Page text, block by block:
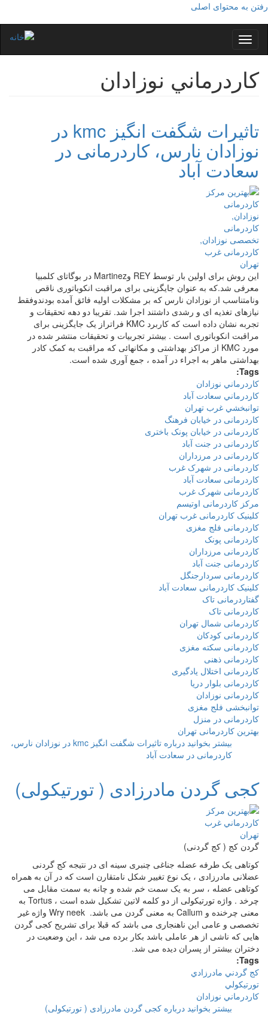
رفتن به محتوای اصلی
Toggle
navigation
كاردرماني نوزادان
تاثیرات شگفت انگیز kmc در
نوزادان نارس، کاردرمانی در
سعادت آباد
این روش برای اولین بار توسط REY وMartinez در بوگاتای کلمبیا
معرفی شد.که به عنوان جایگزینی برای مراقبت انکوباتوری ناقص
ونامتناسب از نوزادان نارس که بر مشکلات اولیه فائق آمده بودندوفقط
نیازهای تغذیه ای و رشدی داشتند اجرا شد. تقریبا دو دهه تحقیقات و
تجربه نشان داده است که کاربرد KMC فراتراز یک جایگزینی برای
مراقبت انکوباتوری است . بیشتر تجربیات و تحقیقات منتشر شده در
مورد KMC از مراکز بهداشتی و مکانهائی که مراقبت به کمک کادر
بهداشتی ماهر به اجراء در آمده ، جمع آوری شده است.
Tags:
كاردرماني نوزادان
كاردرماني سعادت آباد
توانبخشي غرب تهران
کاردرمانی در خیابان فرهنگ
کاردرمانی در خیابان پونک باختری
کاردرمانی در جنت آباد
کاردرمانی در مرزداران
کاردرمانی در شهرک غرب
کاردرمانی سعادت آباد
کاردرمانی شهرک غرب
مرکز کاردرمانی اوتیسم
کلینیک کاردرمانی غرب تهران
کاردرمانی فلج مغزی
کاردرمانی پونک
کاردرمانی مرزداران
کاردرمانی جنت آباد
کاردرمانی سردارجنگل
کلینیک کاردرمانی سعادت آباد
گفتاردرمانی تاک
کاردرمانی تاک
کاردرمانی شمال تهران
کاردرمانی کودکان
کاردرمانی سکته مغزی
کاردرمانی ذهنی
کاردرمانی اختلال یادگیری
کاردرمانی بلوار دریا
کاردرمانی نوزادان
توانبخشی فلج مغزی
کاردرمانی در منزل
بهترین کاردرمانی تهران
بیشتر بخوانید
درباره تاثیرات شگفت انگیز kmc در نوزادان نارس،
کاردرمانی در سعادت آباد
کجی گردن مادرزادی ( تورتیکولی)
گردن کج ( کج گردنی)
کوتاهی یک طرفه عضله جناغی چنبری سینه ای در نتیجه کج گردنی
عضلانی مادرزادی ، یک نوع تغییر شکل نامتقارن است که در آن به همراه
کوتاهی عضله ، سر به یک سمت خم شده و چانه به سمت مقابل می
چرخد . واژه تورتیکولی از دو کلمه لاتین تشکیل شده است ، Tortus به
معنی چرخنده و Callum به معنی گردن می باشد. Wry neek واژه غیر
تخصصی و عامی این ناهنجاری می باشد که قبلا برای تشریح کجی گردن
هایی که ناشی از هر عاملی باشد بکار برده می شد ، این وضعیت در
دختران بیشتر از پسران دیده می شد.
Tags:
كج گردني مادرزادي
تورتيكولي
كاردرماني نوزادان
بیشتر بخوانید درباره کجی گردن مادرزادی ( تورتیکولی)